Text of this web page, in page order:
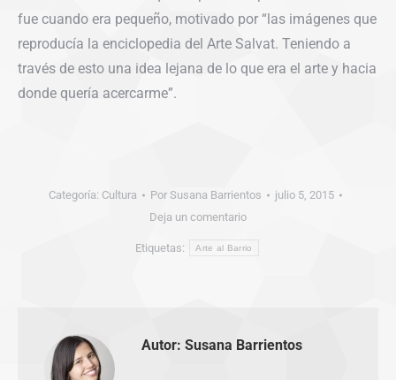
fue cuando era pequeño, motivado por “las imágenes que
reproducía la enciclopedia del Arte Salvat. Teniendo a
través de esto una idea lejana de lo que era el arte y hacia
donde quería acercarme”.
Categoría: Cultura Por Susana Barrientos
julio 5, 2015
Deja un comentario
Etiquetas: Arte al Barrio
Autor: Susana Barrientos